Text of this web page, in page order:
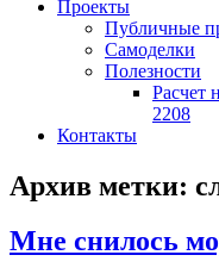
Проекты
Публичные
Самоделки
Полезности
Расчет
2208
Контакты
Архив метки:
Мне снилось